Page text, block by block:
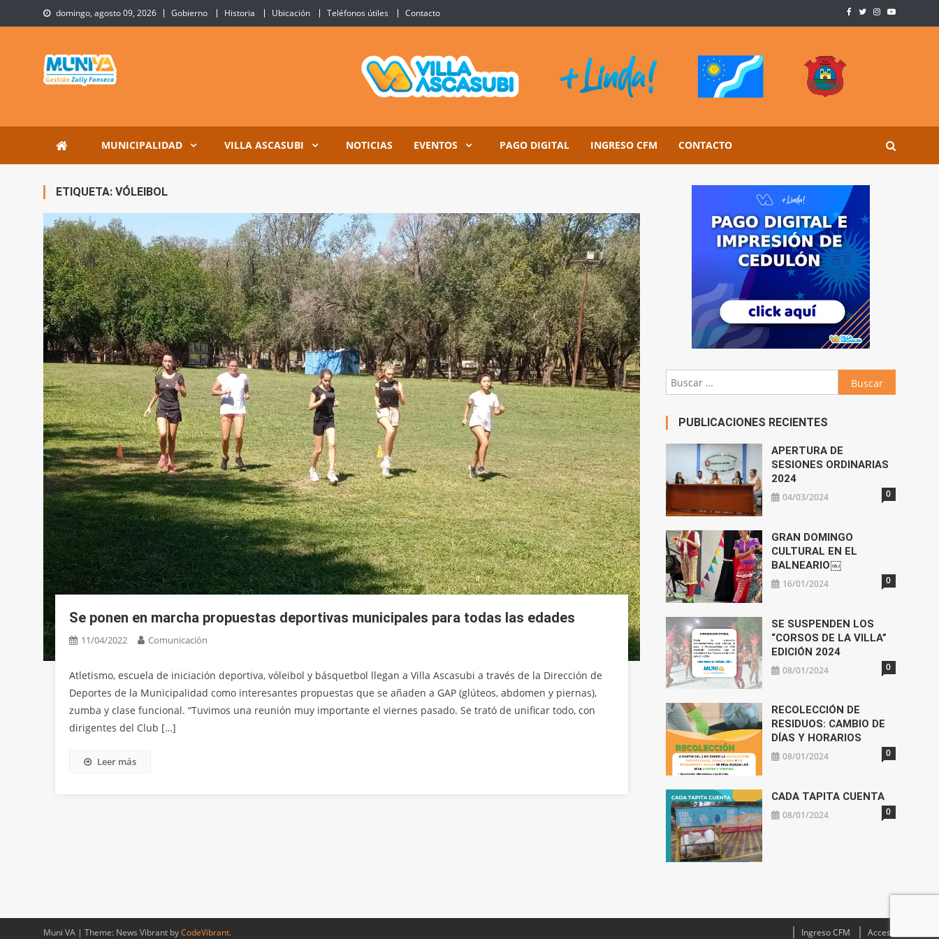
to
domingo, agosto 09, 2026 Gobierno Historia Ubicación Teléfonos útiles Contacto
Municipalidad de Villa Ascasubi
MUNICIPALIDAD VILLA ASCASUBI NOTICIAS EVENTOS PAGO DIGITAL INGRESO CFM CONTACTO
ETIQUETA: VÓLEIBOL
Se ponen en marcha propuestas deportivas municipales para todas las edades
11/04/2022 Comunicación
Atletismo, escuela de iniciación deportiva, vóleibol y básquetbol llegan a Villa Ascasubi a través de la Dirección de
Deportes de la Municipalidad como interesantes propuestas que se añaden a GAP (glúteos, abdomen y piernas),
zumba y clase funcional. “Tuvimos una reunión muy importante el viernes pasado. Se trató de unificar todo, con
dirigentes del Club […]
Leer más
Buscar:
PUBLICACIONES RECIENTES
APERTURA DE
SESIONES ORDINARIAS
2024
04/03/2024 0
GRAN DOMINGO
CULTURAL EN EL
BALNEARIO￼
16/01/2024 0
SE SUSPENDEN LOS
“CORSOS DE LA VILLA”
EDICIÓN 2024
08/01/2024 0
RECOLECCIÓN DE
RESIDUOS: CAMBIO DE
DÍAS Y HORARIOS
08/01/2024 0
CADA TAPITA CUENTA
08/01/2024 0
Muni VA | Theme: News Vibrant byCodeVibrant. Ingreso CFM Acceso